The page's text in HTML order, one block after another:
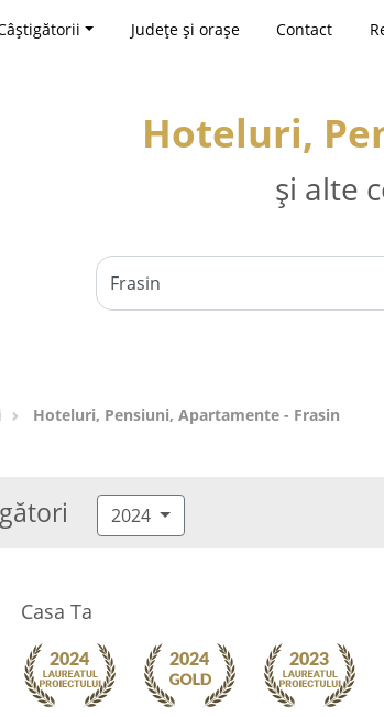
Județe și orașe Contact
Hoteluri,
și alte
Hoteluri, Pensiuni, Apartamente - Frasin
2024
Casa Ta